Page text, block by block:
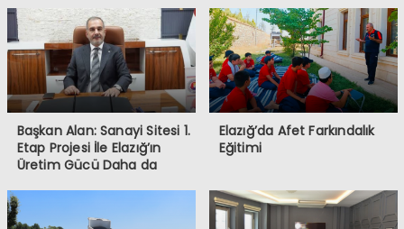
Başkan Alan: Sanayi Sitesi 1.
Etap Projesi İle Elazığ’ın
Üretim Gücü Daha da
Elazığ’da Afet Farkındalık
Eğitimi